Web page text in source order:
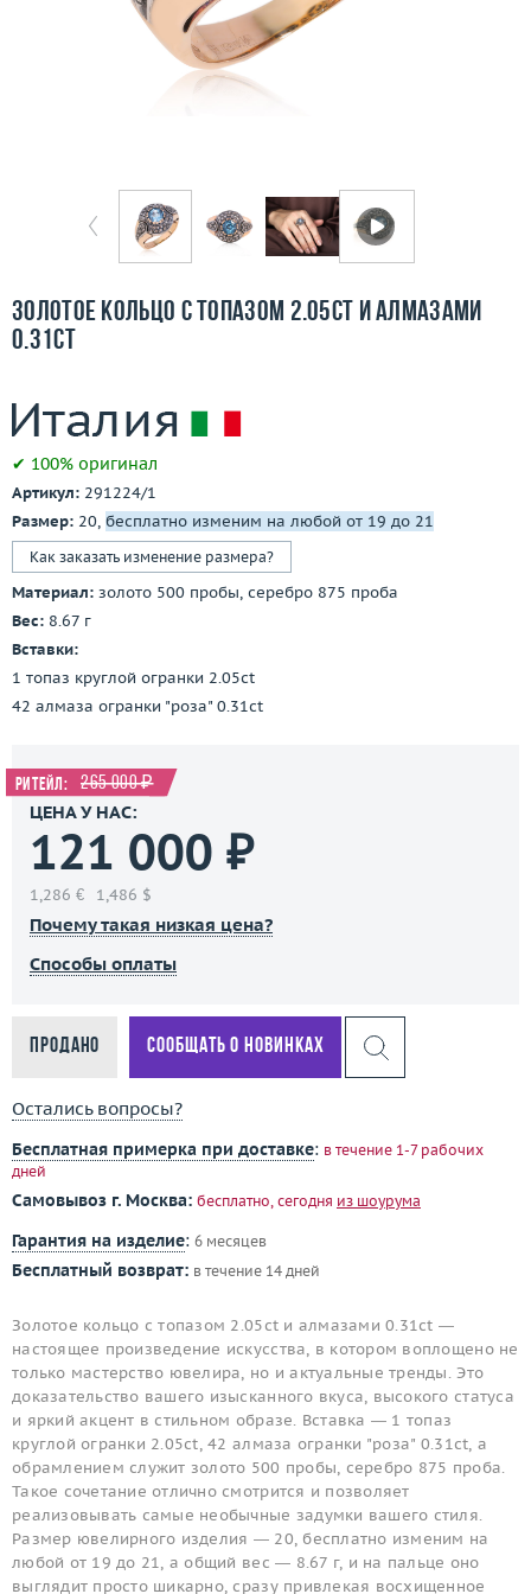
Бесплатная доставка
Покупка и оплата
Контакты
Золотое кольцо с топазом 2.05ct и алмазами
0.31ct
✔ 100% оригинал
Артикул: 291224/1
Размер: 20, бесплатно изменим на любой от 19 до 21
Как заказать изменение размера?
Материал: золото 500 пробы, серебро 875 проба
Вес: 8.67 г
Вставки:
1 топаз круглой огранки 2.05ct
42 алмаза огранки "роза" 0.31ct
Ритейл: 265 000 ₽
ЦЕНА У НАС:
121 000 ₽
1,286 € 1,486 $
Почему такая низкая цена?
Способы оплаты
Продано Сообщать о новинках
Остались вопросы?
Бесплатная примерка при доставке: в течение 1-7 рабочих
дней
Самовывоз г. Москва: бесплатно, сегодня из шоурума
Гарантия на изделие: 6 месяцев
Бесплатный возврат: в течение 14 дней
Золотое кольцо с топазом 2.05ct и алмазами 0.31ct —
настоящее произведение искусства, в котором воплощено не
только мастерство ювелира, но и актуальные тренды. Это
доказательство вашего изысканного вкуса, высокого статуса
и яркий акцент в стильном образе. Вставка — 1 топаз
круглой огранки 2.05ct, 42 алмаза огранки "роза" 0.31ct, а
обрамлением служит золото 500 пробы, серебро 875 проба.
Такое сочетание отлично смотрится и позволяет
реализовывать самые необычные задумки вашего стиля.
Размер ювелирного изделия — 20, бесплатно изменим на
любой от 19 до 21, а общий вес — 8.67 г, и на пальце оно
выглядит просто шикарно, сразу привлекая восхищенное